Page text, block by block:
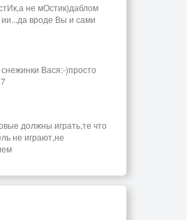
не мОстик)даблом
вроде Вы и сами
Вася:-)просто
должны играть,те что
не играют,не